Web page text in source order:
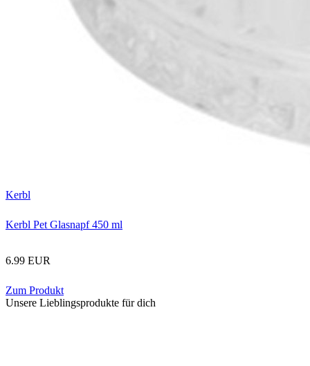
Kerbl
Kerbl Pet Glasnapf 450 ml
6.99 EUR
Zum Produkt
Unsere Lieblingsprodukte für dich